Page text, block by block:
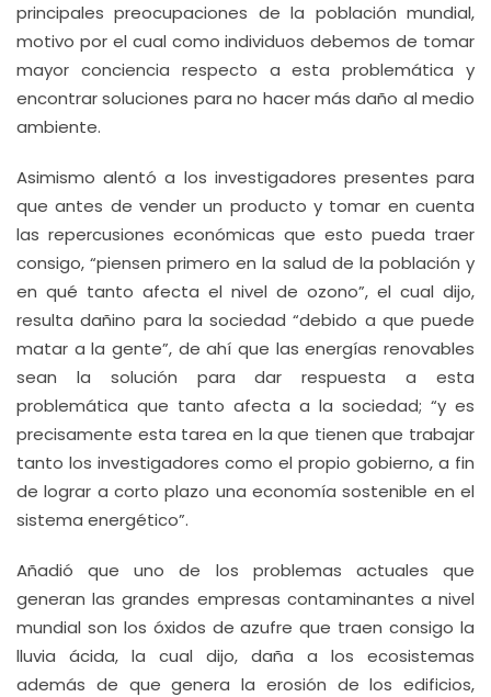
principales preocupaciones de la población mundial,
motivo por el cual como individuos debemos de tomar
mayor conciencia respecto a esta problemática y
encontrar soluciones para no hacer más daño al medio
ambiente.
Asimismo alentó a los investigadores presentes para
que antes de vender un producto y tomar en cuenta
las repercusiones económicas que esto pueda traer
consigo, “piensen primero en la salud de la población y
en qué tanto afecta el nivel de ozono”, el cual dijo,
resulta dañino para la sociedad “debido a que puede
matar a la gente”, de ahí que las energías renovables
sean la solución para dar respuesta a esta
problemática que tanto afecta a la sociedad; “y es
precisamente esta tarea en la que tienen que trabajar
tanto los investigadores como el propio gobierno, a fin
de lograr a corto plazo una economía sostenible en el
sistema energético”.
Añadió que uno de los problemas actuales que
generan las grandes empresas contaminantes a nivel
mundial son los óxidos de azufre que traen consigo la
lluvia ácida, la cual dijo, daña a los ecosistemas
además de que genera la erosión de los edificios,